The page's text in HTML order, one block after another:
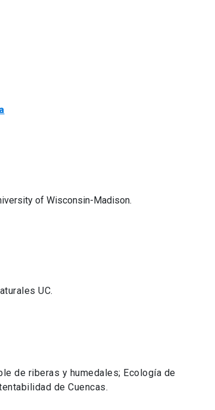
of Wisconsin-Madison.
UC.
de riberas y humedales; Ecología de
de Cuencas.